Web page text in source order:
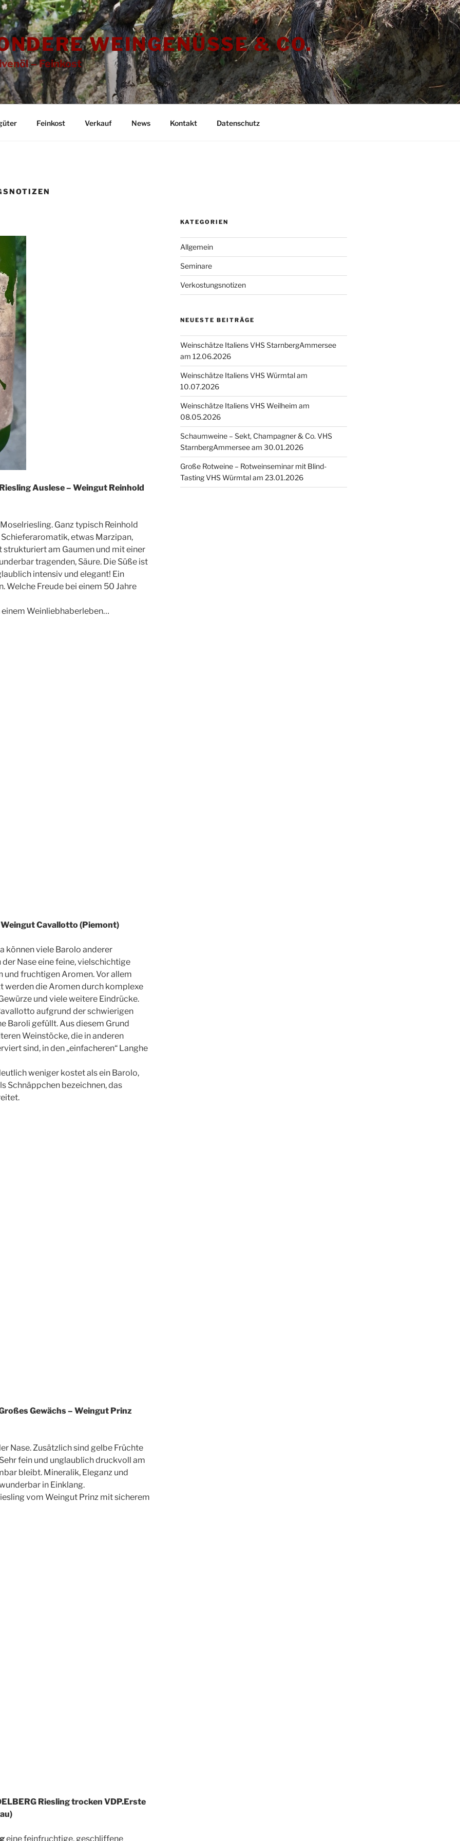
WEINGENÜSSE & CO.
– Feinkost
Feinkost Verkauf News Kontakt Datenschutz
Auslese – Weingut Reinhold
Ganz typisch Reinhold
etwas Marzipan,
strukturiert am Gaumen und mit einer
tragenden, Säure. Die Süße ist
intensiv und elegant! Ein
Welche Freude bei einem 50 Jahre
Weinliebhaberleben…
Cavallotto (Piemont)
können viele Barolo anderer
Nase eine feine, vielschichtige
fruchtigen Aromen. Vor allem
werden die Aromen durch komplexe
und viele weitere Eindrücke.
aufgrund der schwierigen
Baroli gefüllt. Aus diesem Grund
Weinstöcke, die in anderen
sind, in den „einfacheren“ Langhe
weniger kostet als ein Barolo,
Schnäppchen bezeichnen, das
Gewächs – Weingut Prinz
Nase. Zusätzlich sind gelbe Früchte
fein und unglaublich druckvoll am
bleibt. Mineralik, Eleganz und
in Einklang.
vom Weingut Prinz mit sicherem
Riesling trocken VDP.Erste
eine feinfruchtige, geschliffene
KATEGORIEN
Allgemein
Seminare
Verkostungsnotizen
NEUESTE BEITRÄGE
Weinschätze Italiens VHS StarnbergAmmersee
am 12.06.2026
Weinschätze Italiens VHS Würmtal am
10.07.2026
Weinschätze Italiens VHS Weilheim am
08.05.2026
Schaumweine – Sekt, Champagner & Co. VHS
StarnbergAmmersee am 30.01.2026
Große Rotweine – Rotweinseminar mit Blind-
Tasting VHS Würmtal am 23.01.2026